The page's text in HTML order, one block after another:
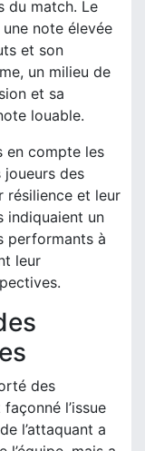
du match. Le
note élevée
et son
un milieu de
et sa
louable.
en compte les
des
résilience et leur
indiquaient un
performants à
leur
des
l’issue
l’attaquant a